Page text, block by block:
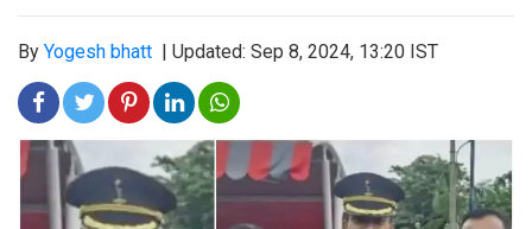
By Yogesh bhatt Updated: Sep 8, 2024, 13:20 IST